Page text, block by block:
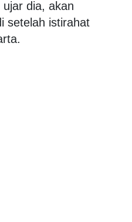
dia, akan
setelah istirahat